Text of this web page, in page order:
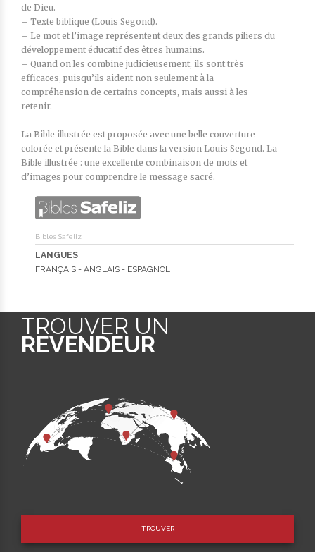
de Dieu.
– Texte biblique (Louis Segond).
– Le mot et l’image représentent deux des grands piliers du
développement éducatif des êtres humains.
– Quand on les combine judicieusement, ils sont très
efficaces, puisqu’ils aident non seulement à la
compréhension de certains concepts, mais aussi à les
retenir.
La Bible illustrée est proposée avec une belle couverture
colorée et présente la Bible dans la version Louis Segond. La
Bible illustrée : une excellente combinaison de mots et
d’images pour comprendre le message sacré.
Bibles Safeliz
LANGUES
FRANÇAIS - ANGLAIS - ESPAGNOL
TROUVER UN
REVENDEUR
TROUVER